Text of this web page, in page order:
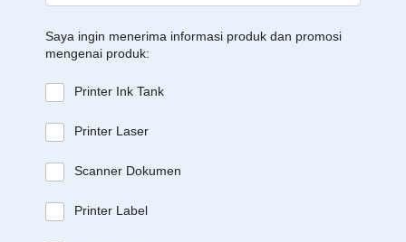
Saya ingin menerima informasi produk dan promosi
mengenai produk:
Printer Ink Tank
Printer Laser
Scanner Dokumen
Printer Label